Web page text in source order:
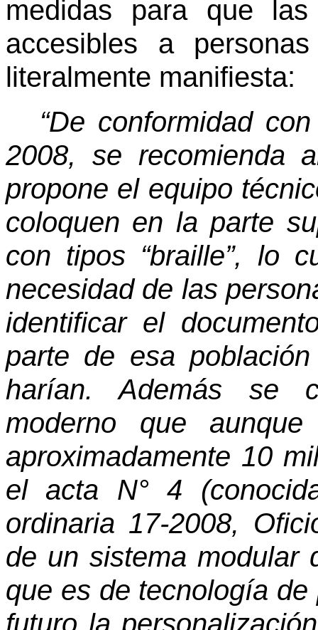
medidas para que
accesibles a
literalmente manifiesta:
“De conformidad
2008, se recomienda
propone el equipo
coloquen en la parte
con tipos “braille”, lo
necesidad de las
identificar el
parte de esa
harían. Además se
moderno que
aproximadamente 10
el acta N° 4
ordinaria 17-2008,
de un sistema modular
que es de tecnología
futuro la